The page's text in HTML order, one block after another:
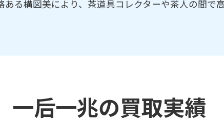
る構図美により、茶道具コレクターや茶人の間で高
一后一兆の買取実績